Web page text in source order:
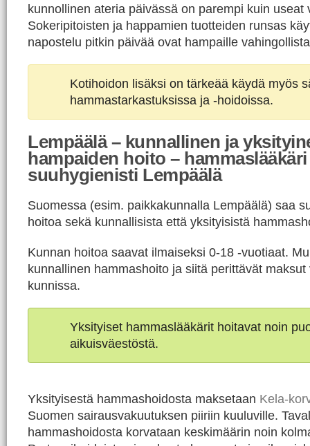
kunnollinen ateria päivässä on parempi kuin useat
Sokeripitoisten ja happamien tuotteiden runsas
napostelu pitkin päivää ovat hampaille
Kotihoidon lisäksi on tärkeää käydä myös
hammastarkastuksissa ja -hoidoissa.
Lempäälä – kunnallinen ja
hampaiden hoito –
suuhygienisti Lempäälä
Suomessa (esim. paikkakunnalla Lempäälä) saa
hoitoa sekä kunnallisista että yksityisistä
Kunnan hoitoa saavat ilmaiseksi 0-18 -vuotiaat.
kunnallinen hammashoito ja siitä perittävät
kunnissa.
Yksityiset hammaslääkärit hoitavat noin
aikuisväestöstä.
Yksityisestä hammashoidosta maksetaan Kela-
Suomen sairausvakuutuksen piiriin kuuluville.
hammashoidosta korvataan keskimäärin noin